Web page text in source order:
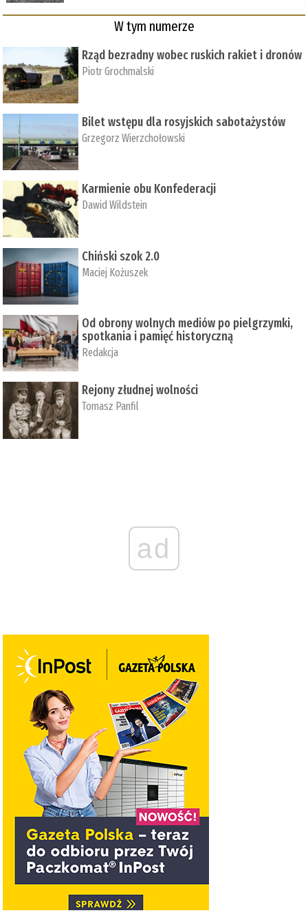
W tym numerze
Rząd bezradny wobec ruskich rakiet i dronów
Piotr Grochmalski
Bilet wstępu dla rosyjskich sabotażystów
Grzegorz Wierzchołowski
Karmienie obu Konfederacji
Dawid Wildstein
Chiński szok 2.0
Maciej Kożuszek
Od obrony wolnych mediów po pielgrzymki,
spotkania i pamięć historyczną
Redakcja
Rejony złudnej wolności
Tomasz Panfil
ad